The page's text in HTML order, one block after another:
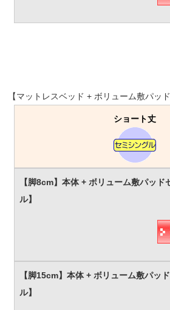
【マットレスベッド + ボリューム敷パッ
ショート丈